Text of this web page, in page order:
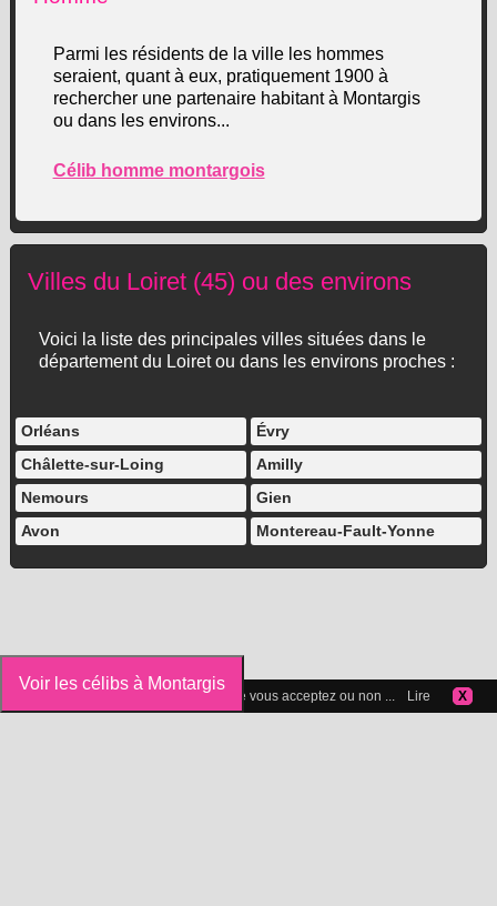
Parmi les résidents de la ville les hommes
seraient, quant à eux, pratiquement 1900 à
rechercher une partenaire habitant à Montargis
ou dans les environs...
Célib homme montargois
Villes du Loiret (45) ou des environs
Voici la liste des principales villes situées dans le
département du Loiret ou dans les environs proches :
Orléans
Évry
Châlette-sur-Loing
Amilly
Nemours
Gien
Avon
Montereau-Fault-Yonne
Voir les célibs à Montargis
Vous pouvez gérer les cookies que vous acceptez ou non ... Lire X